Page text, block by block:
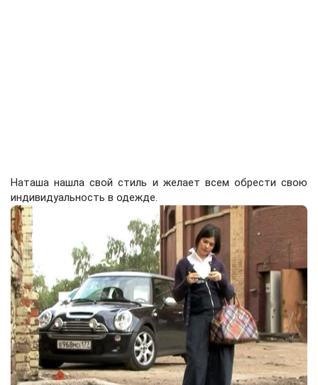
Наташа нашла свой стиль и желает всем обрести свою
индивидуальность в одежде.